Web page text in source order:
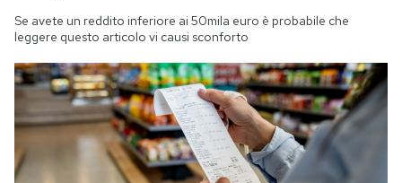
Se avete un reddito inferiore ai 50mila euro è probabile che
leggere questo articolo vi causi sconforto